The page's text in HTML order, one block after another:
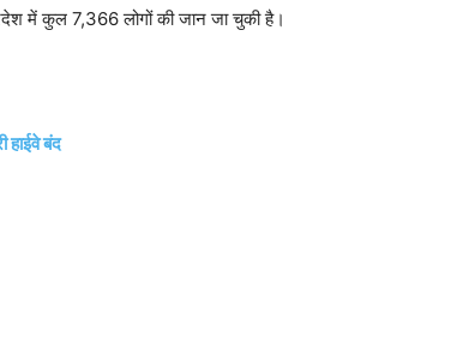
में कुल 7,366 लोगों की जान जा चुकी है।
हाईवे बंद